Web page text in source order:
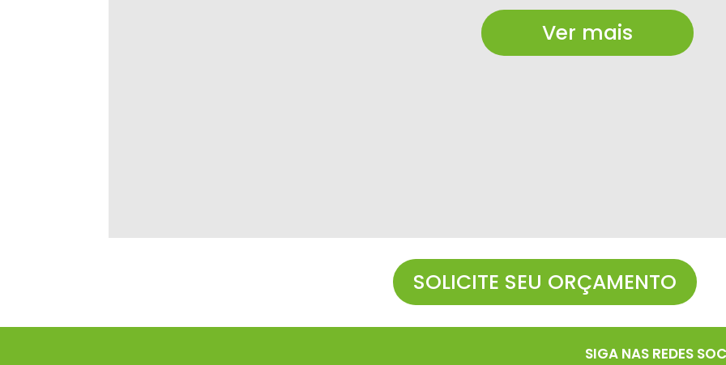
Ver mais
SOLICITE SEU ORÇAMENTO
SIGA NAS REDES